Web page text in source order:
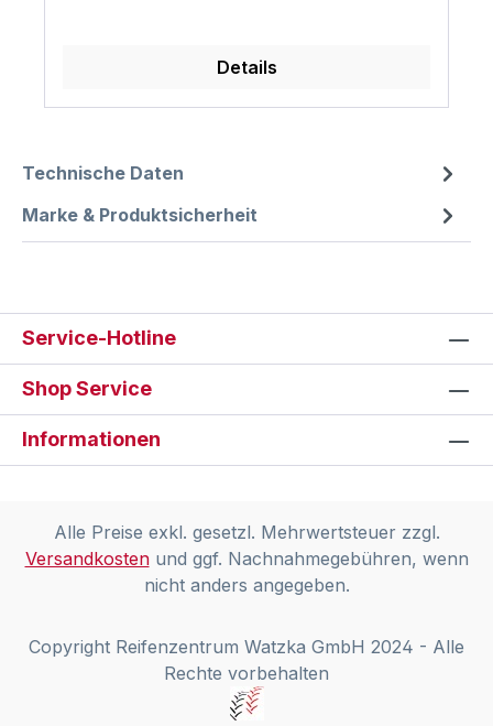
Details
Technische Daten
Marke & Produktsicherheit
Service-Hotline
Shop Service
Informationen
Alle Preise exkl. gesetzl. Mehrwertsteuer zzgl.
Versandkostenund ggf. Nachnahmegebühren, wenn
nicht anders angegeben.
Copyright Reifenzentrum Watzka GmbH 2024 - Alle
Rechte vorbehalten